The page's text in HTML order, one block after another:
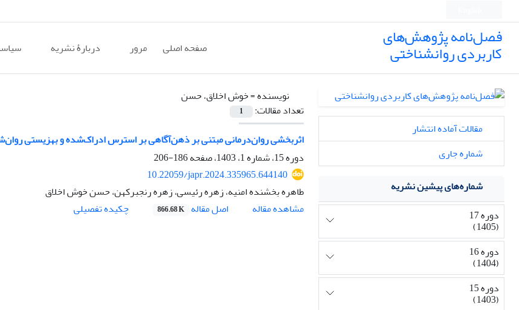
فصل‌نامه پژوهش‌های
کاربردی روانشناختی صفحه اصلی مرور دربارۀ نشریه
نویسنده =خوش اخلاق، حسن
تعداد مقالات:
1
اثربخشی روان‌درمانی مبتنی بر ذهن‌آگاهی بر استرس ادراک‌شده و بهزیستی
دوره 15، شماره 1، 1403، صفحه
186-206
10.22059/japr.2024.335965.644140
طاهره بخشنده امنیه، زهره رئیسی، زهره رنجبرکهن، حسن خوش اخلاق
مشاهده مقاله
اصل مقاله 866.68 K چکیده تفصیلی
مقالات آماده انتشار
شماره جاری
شماره‌های پیشین نشریه
دوره 17
(1405)
دوره 16
(1404)
دوره 15
(1403)